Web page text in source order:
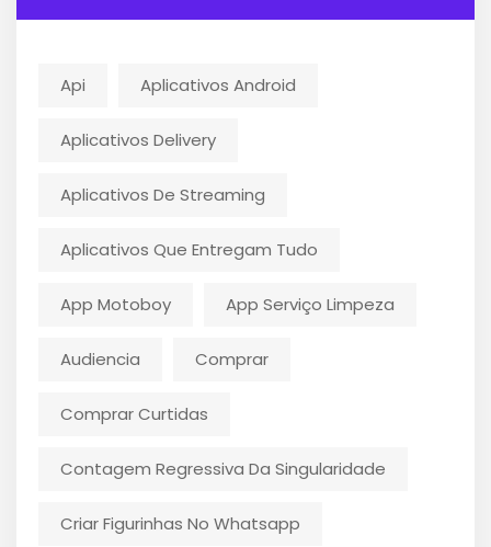
Api Aplicativos Android
Aplicativos Delivery
Aplicativos De Streaming
Aplicativos Que Entregam Tudo
App Motoboy App Serviço Limpeza
Audiencia Comprar
Comprar Curtidas
Contagem Regressiva Da Singularidade
Criar Figurinhas No Whatsapp